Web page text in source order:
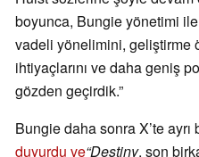
boyunca, Bungie yönetimi
vadeli yönelimini, geliştirme
ihtiyaçlarını ve daha geniş
gözden geçirdik.”
Bungie daha sonra X’te ayrı
duyurdu ve“Destiny, son